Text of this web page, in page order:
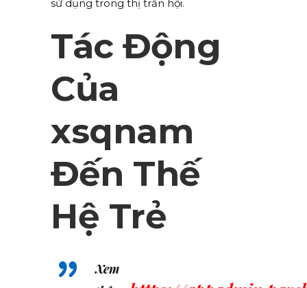
sử dụng trong thị trấn hội.
Tác Động
Của
xsqnam
Đến Thế
Hệ Trẻ
Xem